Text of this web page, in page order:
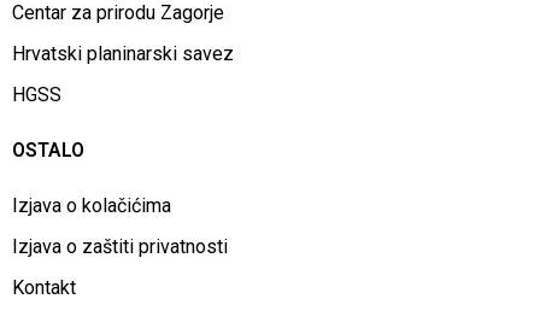
Centar za prirodu Zagorje
Hrvatski planinarski savez
HGSS
OSTALO
Izjava o kolačićima
Izjava o zaštiti privatnosti
Kontakt